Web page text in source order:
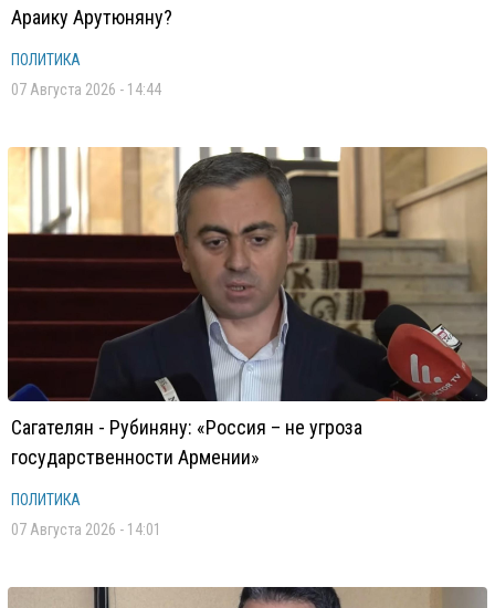
Араику Арутюняну?
ПОЛИТИКА
07 Августа 2026 - 14:44
Сагателян - Рубиняну: «Россия – не угроза
государственности Армении»
ПОЛИТИКА
07 Августа 2026 - 14:01